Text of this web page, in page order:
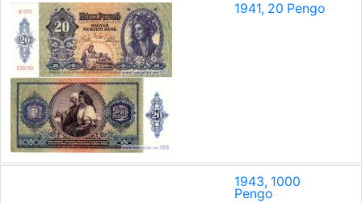
1941, 20 Pengo
1943, 1000
Pengo